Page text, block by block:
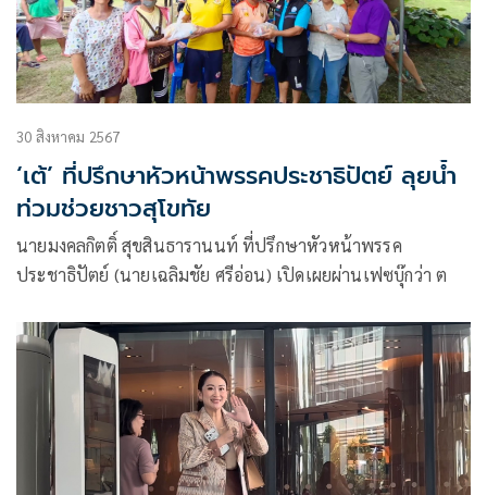
30 สิงหาคม 2567
‘เต้’ ที่ปรึกษาหัวหน้าพรรคประชาธิปัตย์ ลุยน้ำ
ท่วมช่วยชาวสุโขทัย
นายมงคลกิตติ์ สุขสินธารานนท์ ที่ปรึกษาหัวหน้าพรรค
ประชาธิปัตย์ (นายเฉลิมชัย ศรีอ่อน) เปิดเผยผ่านเฟซบุ๊กว่า ต